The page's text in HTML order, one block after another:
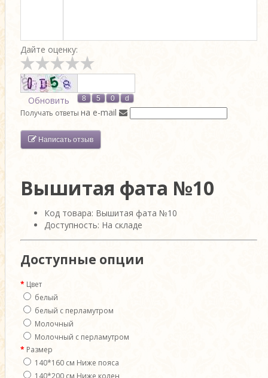
Дайте оценку:
Обновить
Получать ответы на e-mail
Написать отзыв
Вышитая фата №10
Код товара: Вышитая фата №10
Доступность: На складе
Доступные опции
Цвет
белый
белый с перламутром
Молочный
Молочный с перламутром
Размер
140*160 см Ниже пояса
140*200 см Ниже колен